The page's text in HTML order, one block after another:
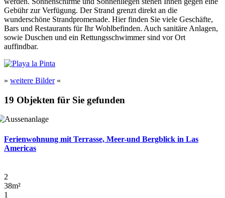
Gebühr zur Verfügung. Der Strand grenzt direkt an die
wunderschöne Strandpromenade. Hier finden Sie viele Geschäfte,
Bars und Restaurants für Ihr Wohlbefinden. Auch sanitäre Anlagen,
sowie Duschen und ein Rettungsschwimmer sind vor Ort
auffindbar.
» weitere Bilder«
19 Objekten für Sie gefunden
Ferienwohnung mit Terrasse, Meer-und Bergblick in Las
Americas
2
38m²
1